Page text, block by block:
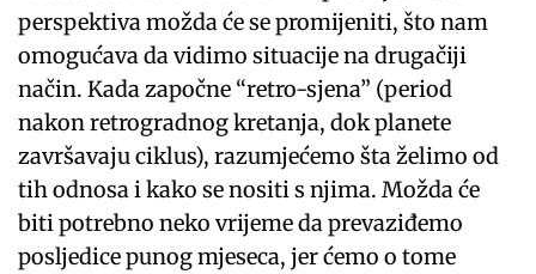
perspektiva možda će se promijeniti, što nam
omogućava da vidimo situacije na drugačiji
način. Kada započne “retro-sjena” (period
nakon retrogradnog kretanja, dok planete
završavaju ciklus), razumjećemo šta želimo od
tih odnosa i kako se nositi s njima. Možda će
biti potrebno neko vrijeme da prevaziđemo
posljedice punog mjeseca, jer ćemo o tome